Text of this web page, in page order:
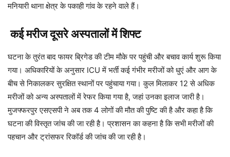
मनियारी थाना क्षेत्र के पकाही गांव के रहने वाले हैं।
कई मरीज दूसरे अस्पतालों में शिफ्ट
घटना के तुरंत बाद फायर ब्रिगेड की टीम मौके पर पहुंची और बचाव कार्य शुरू किया
गया। अधिकारियों के अनुसार ICU में भर्ती कई गंभीर मरीजों को धुएं और आग के
बीच से निकालकर सुरक्षित स्थानों पर पहुंचाया गया। कुल मिलाकर 12 से अधिक
मरीजों को अन्य अस्पतालों में रेफर किया गया है, जहां उनका इलाज जारी है।
मुजफ्फरपुर एसएसपी ने अब तक 4 लोगों की मौत की पुष्टि की है और कहा है कि
घटना की विस्तृत जांच की जा रही है। प्रशासन का कहना है कि सभी मरीजों की
पहचान और ट्रांसफर रिकॉर्ड की जांच की जा रही है।